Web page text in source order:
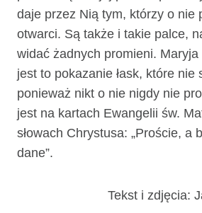
daje przez Nią tym, którzy o nie
otwarci. Są także i takie palce,
widać żadnych promieni. Maryja
jest to pokazanie łask, które nie
ponieważ nikt o nie nigdy nie
jest na kartach Ewangelii św.
słowach Chrystusa: „Proście, a
dane”.
Tekst i zdjęcia: